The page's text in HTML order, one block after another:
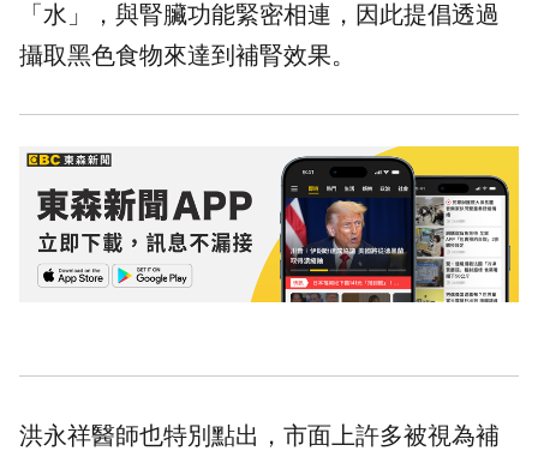
「水」，與腎臟功能緊密相連，因此提倡透過
攝取黑色食物來達到補腎效果。
洪永祥醫師也特別點出，市面上許多被視為補